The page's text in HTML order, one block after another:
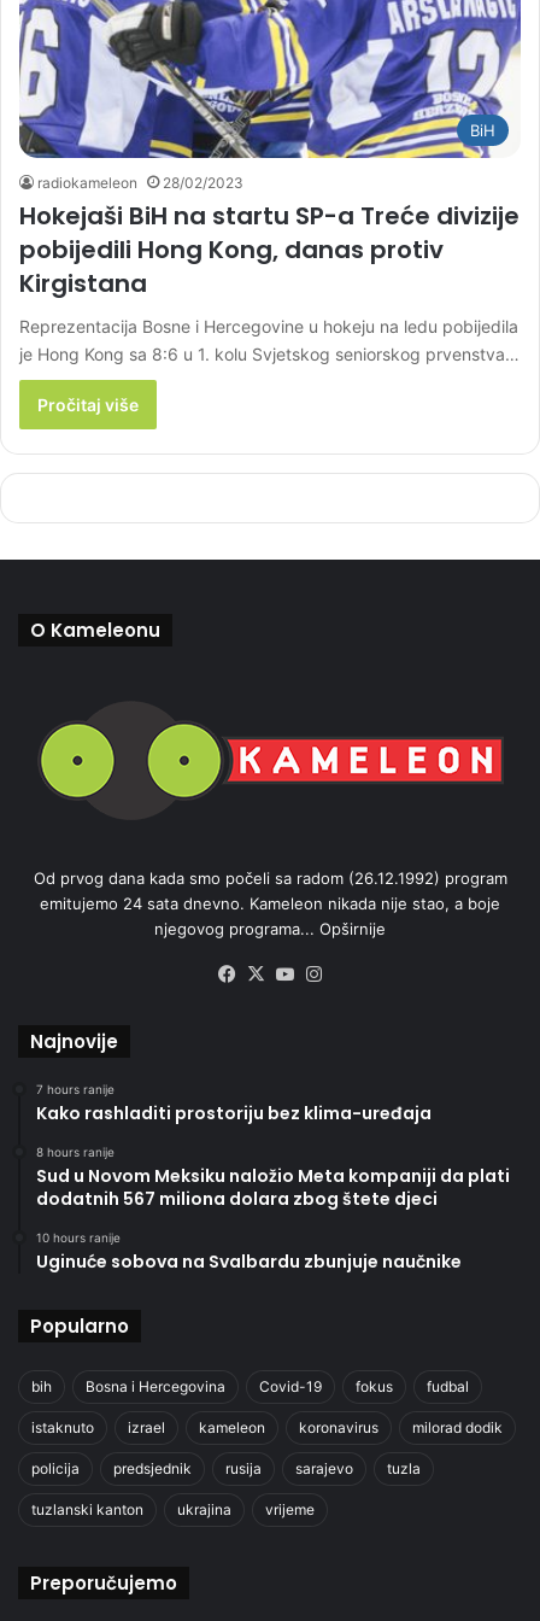
BiH
radiokameleon 28/02/2023
Hokejaši BiH na startu SP-a Treće divizije
pobijedili Hong Kong, danas protiv
Kirgistana
Reprezentacija Bosne i Hercegovine u hokeju na ledu pobijedila
je Hong Kong sa 8:6 u 1. kolu Svjetskog seniorskog prvenstva…
Pročitaj više
O Kameleonu
Od prvog dana kada smo počeli sa radom (26.12.1992) program
emitujemo 24 sata dnevno. Kameleon nikada nije stao, a boje
njegovog programa... Opširnije
Facebook
X YouTube
Najnovije
7 hours ranije
Kako rashladiti prostoriju bez klima-uređaja
8 hours ranije
Sud u Novom Meksiku naložio Meta kompaniji da plati
dodatnih 567 miliona dolara zbog štete djeci
10 hours ranije
Uginuće sobova na Svalbardu zbunjuje naučnike
Popularno
bih Bosna i Hercegovina Covid-19 fokus fudbal
istaknuto izrael kameleon koronavirus milorad dodik
policija predsjednik rusija sarajevo tuzla
tuzlanski kanton ukrajina vrijeme
Preporučujemo